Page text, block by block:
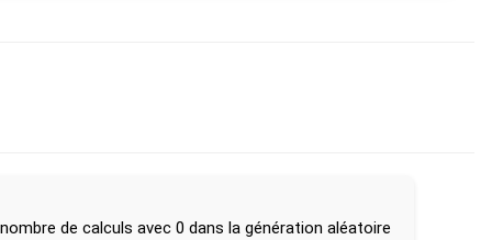
de calculs avec 0 dans la génération aléatoire